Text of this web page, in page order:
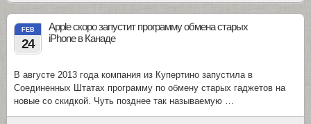
FEB
24
Apple скоро запустит программу обмена старых
iPhone в Канаде
В августе 2013 года компания из Купертино запустила в
Соединенных Штатах программу по обмену старых гаджетов на
новые со скидкой. Чуть позднее так называемую …